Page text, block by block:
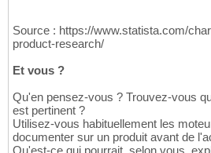
Source : https://www.statista.com/
product-research/
Et vous ?
Qu'en pensez-vous ? Trouvez-vous
est pertinent ?
Utilisez-vous habituellement les
documenter sur un produit avant de